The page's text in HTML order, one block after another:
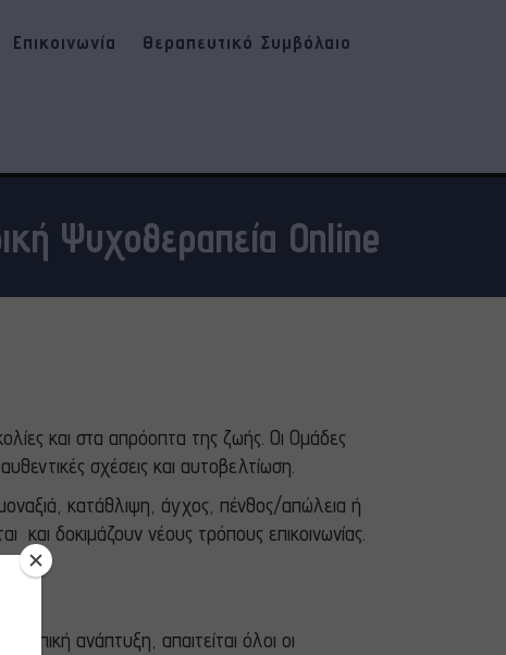
Επικοινωνία Θεραπευτικό Συμβόλαιο
Ψυχοθεραπεία Online
και στα απρόοπτα της ζωής. Οι Ομάδες
σχέσεις και αυτοβελτίωση.
κατάθλιψη, άγχος, πένθος/απώλεια ή
και δοκιμάζουν νέους τρόπους επικοινωνίας.
ανάπτυξη, απαιτείται όλοι οι